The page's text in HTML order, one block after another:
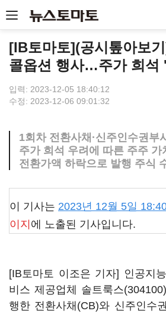
[IB토마토](공시톺아보
콜옵션 행사…주가 희석
입력: 2023-12-05 18:40:12
수정: 2023-12-06 09:01:32
1회차 전환사채·신주인수권부
주가 희석 우려에 따른 주주 가
전환가액 하락으로 발행 주식
이 기사는 2023년 12월 5일
이지 에 노출된 기사입니다.
[IB토마토 이조은 기자] 인공지
비스 제공업체 솔트룩스(304100)
행한 전환사채(CB)와 신주인수